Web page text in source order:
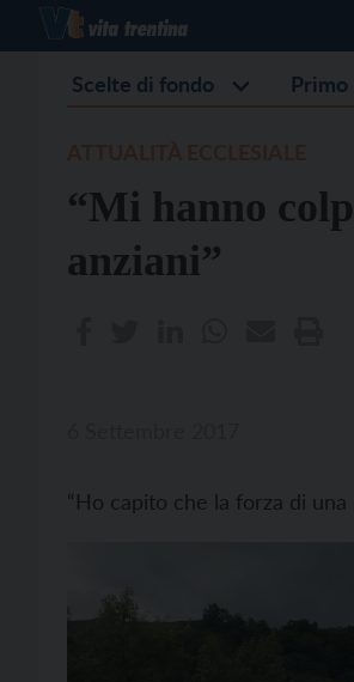
Scelte di fondo Primo
“Mi hanno
anziani”
“Ho capito che la forza di